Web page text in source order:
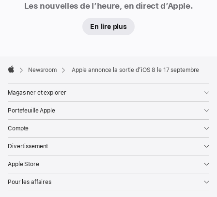
Les nouvelles de l’heure, en direct d’Apple.
En lire plus
Footer

Newsroom Apple annonce la sortie d’iOS 8 le 17 septembre
Magasiner et explorer
Portefeuille Apple
Compte
Divertissement
Apple Store
Pour les affaires